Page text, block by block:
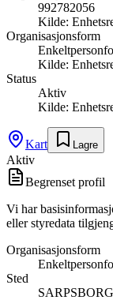
992782056
Kilde:
Organisasjonsform
Kilde:
Status
Aktiv
Kilde:
Kart Lagre
Aktiv
Begrenset profil
Vi har
eller styredata
Organisasjonsform
Sted
SARPSBORG